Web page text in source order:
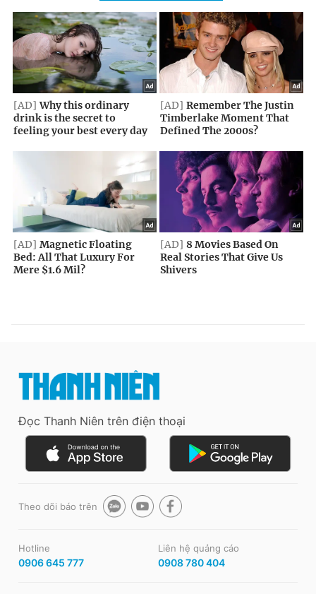
Đọc Thanh Niên trên điện thoại
Theo dõi báo trên
Hotline
0906 645 777
Liên hệ quảng cáo
0908 780 404